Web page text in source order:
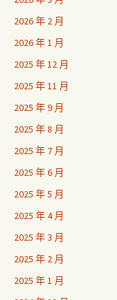
2026 年 2 月
2026 年 1 月
2025 年 12 月
2025 年 11 月
2025 年 9 月
2025 年 8 月
2025 年 7 月
2025 年 6 月
2025 年 5 月
2025 年 4 月
2025 年 3 月
2025 年 2 月
2025 年 1 月